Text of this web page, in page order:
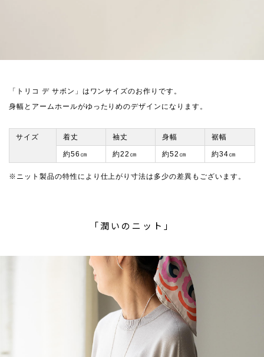
「トリコ デ サボン」はワンサイズのお作りです。
身幅とアームホールがゆったりめのデザインになります。
サイズ 着丈 袖丈 身幅 裾幅
約56㎝ 約22㎝ 約52㎝ 約34㎝
※ニット製品の特性により仕上がり寸法は多少の差異もございます。
「潤いのニット」